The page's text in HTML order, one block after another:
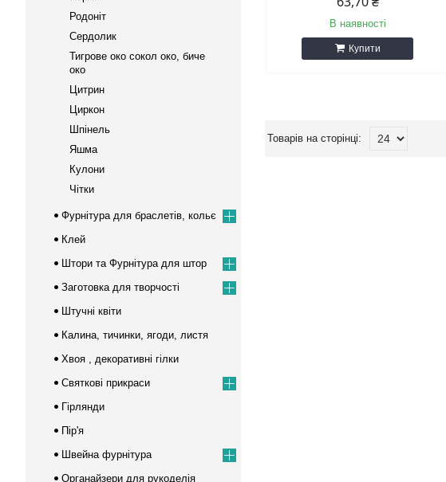
В наявності
Купити
Родоніт
Сердолик
Тигрове око сокол око, биче
око
Цитрин
Циркон
Шпінель
Яшма
Кулони
Чітки
Фурнітура для браслетів, кольє
Клей
Штори та Фурнітура для штор
Заготовка для творчості
Штучні квіти
Калина, тичинки, ягоди, листя
Хвоя , декоративні гілки
Cвяткові прикраси
Гірлянди
Пір'я
Швейна фурнітура
Органайзери для рукоделія